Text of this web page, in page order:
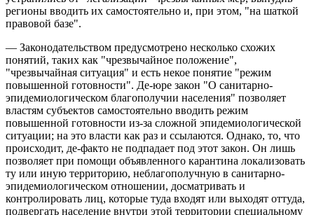
регионы вводить их самостоятельно и, при этом, "на шаткой
правовой базе".
— Законодательством предусмотрено несколько схожих
понятий, таких как "чрезвычайное положение",
"чрезвычайная ситуация" и есть некое понятие "режим
повышенной готовности". Де-юре закон "О санитарно-
эпидемиологическом благополучии населения" позволяет
властям субъектов самостоятельно вводить режим
повышенной готовности из-за сложной эпидемиологической
ситуации; на это власти как раз и ссылаются. Однако, то, что
происходит, де-факто не подпадает под этот закон. Он лишь
позволяет при помощи объявленного карантина локализовать
ту или иную территорию, неблагополучную в санитарно-
эпидемиологическом отношении, досматривать и
контролировать лиц, которые туда входят или выходят оттуда,
подвергать население внутри этой территории специальному